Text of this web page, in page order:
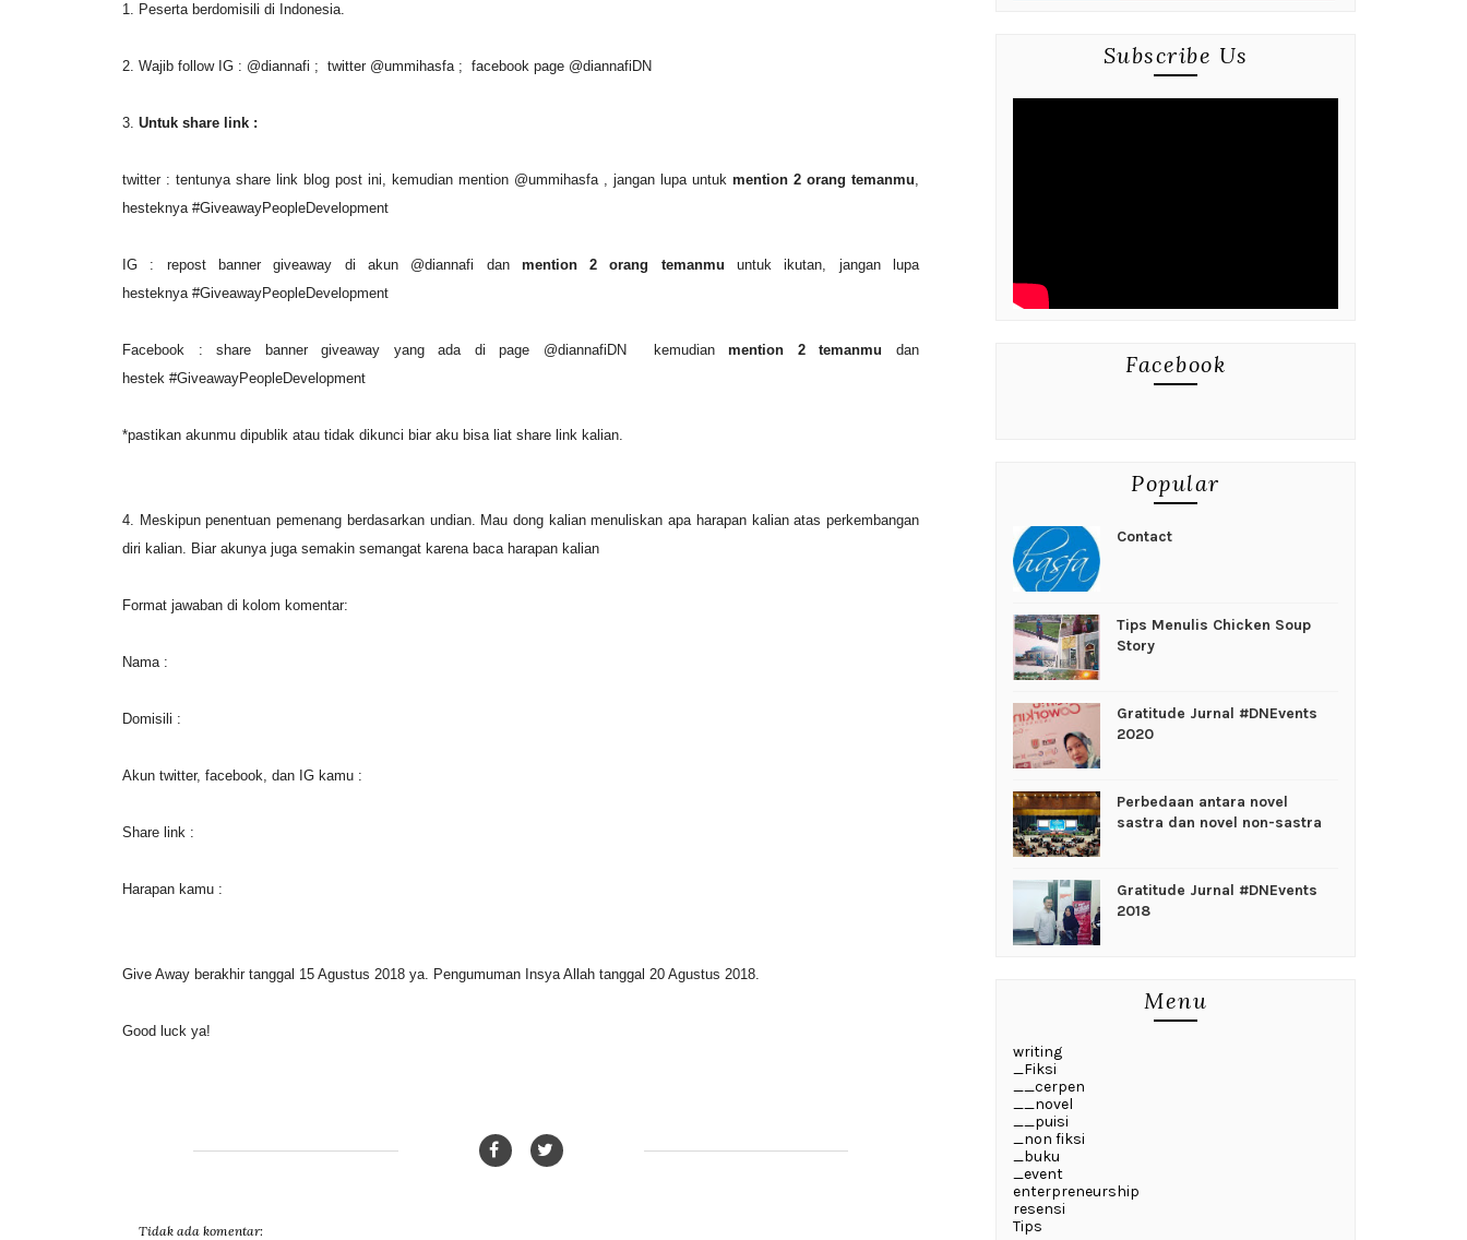
1. Peserta berdomisili di Indonesia.
2. Wajib follow IG : @diannafi ; twitter @ummihasfa ; facebook page @diannafiDN
3. Untuk share link :
twitter : tentunya share link blog post ini, kemudian mention @ummihasfa , jangan lupa untuk mention 2 orang temanmu,
hesteknya #GiveawayPeopleDevelopment
IG : repost banner giveaway di akun @diannafi dan mention 2 orang temanmu untuk ikutan, jangan lupa
hesteknya #GiveawayPeopleDevelopment
Facebook : share banner giveaway yang ada di page @diannafiDN kemudianmention 2 temanmu dan
hestek #GiveawayPeopleDevelopment
*pastikan akunmu dipublik atau tidak dikunci biar aku bisa liat share link kalian.
4. Meskipun penentuan pemenang berdasarkan undian. Mau dong kalian menuliskan apa harapan kalian atas perkembangan
diri kalian. Biar akunya juga semakin semangat karena baca harapan kalian
Format jawaban di kolom komentar:
Nama :
Domisili :
Akun twitter, facebook, dan IG kamu :
Share link :
Harapan kamu :
Give Away berakhir tanggal 15 Agustus 2018 ya. Pengumuman Insya Allah tanggal 20 Agustus 2018.
Good luck ya!
Tidak ada komentar:
Subscribe Us
Facebook
Popular
Contact
Tips Menulis Chicken Soup
Story
Gratitude Jurnal #DNEvents
2020
Perbedaan antara novel
sastra dan novel non-sastra
Gratitude Jurnal #DNEvents
2018
Menu
writing
_Fiksi
__cerpen
__novel
__puisi
_non fiksi
_buku
_event
enterpreneurship
resensi
Tips